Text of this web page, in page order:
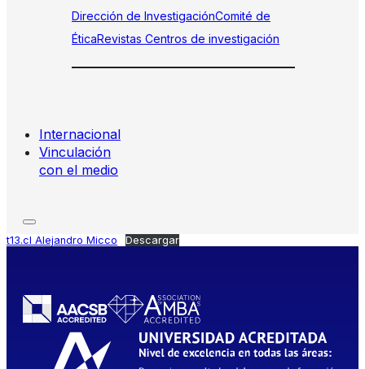
Dirección de InvestigaciónComité de
ÉticaRevistas Centros de investigación
Internacional
Vinculación
con el medio
t13.cl Alejandro Micco Descargar